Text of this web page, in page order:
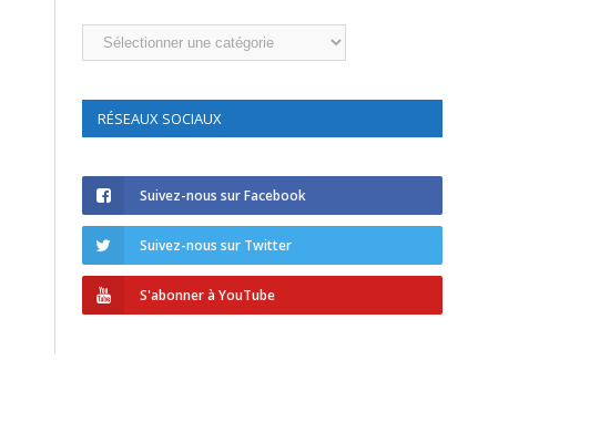
Catégories
RÉSEAUX SOCIAUX
Suivez-nous sur Facebook
Suivez-nous sur Twitter
S'abonner à YouTube